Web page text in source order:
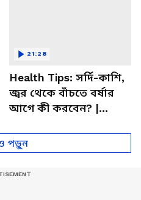
Health Tips: সর্দি-কাশি,
জ্বর থেকে বাঁচতে বর্ষার
আগে কী করবেন? |
Cough
21:28
পড়ুন